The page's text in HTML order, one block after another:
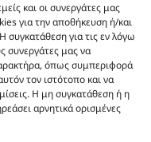
και οι συνεργάτες μας
για την αποθήκευση ή/και
για τις εν λόγω
συνεργάτες μας να
όπως συμπεριφορά
τον ιστότοπο και να
Η μη συγκατάθεση ή η
αρνητικά ορισμένες
ενδεικτικές